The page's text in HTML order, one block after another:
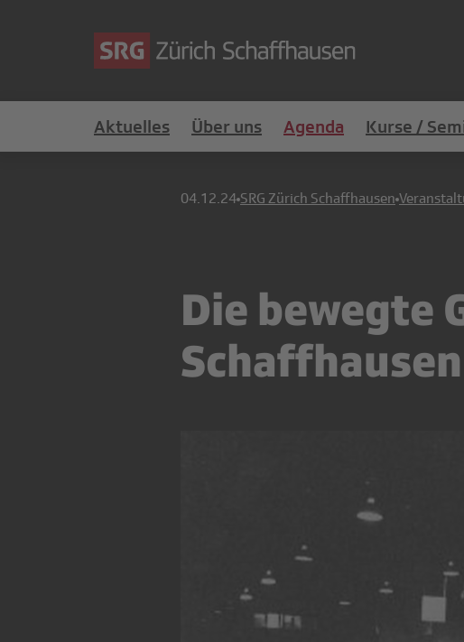
Aktuelles Über uns Agenda Kurse /
04.12.24 SRG Zürich Schaffhausen
Die bewegte
Schaffhausen